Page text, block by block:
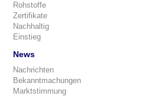
Rohstoffe
Zertifikate
Nachhaltig
Einstieg
News
Nachrichten
Bekanntmachungen
Marktstimmung